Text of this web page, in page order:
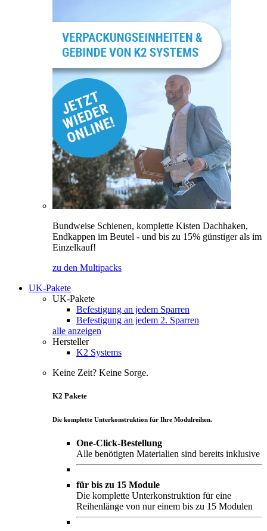
Bundweise Schienen, komplette Kisten Dachhaken,
Endkappen im Beutel - und bis zu 15% günstiger als im
Einzelkauf!
zu den Multipacks
UK-Pakete
UK-Pakete
Befestigung an jedem Sparren
Befestigung an jedem 2. Sparren
alle anzeigen
Hersteller
K2 Systems
Keine Zeit? Keine Sorge.
K2 Pakete
Die komplette Unterkonstruktion für Ihre Modulreihen.
One-Click-Bestellung
Alle benötigten Materialien sind bereits inklusive
für bis zu 15 Module
Die komplette Unterkonstruktion für eine
Reihenlänge von nur einem bis zu 15 Modulen